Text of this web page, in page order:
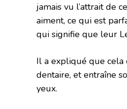
jamais vu l’attrait de
aiment, ce qui est
qui signifie que leur
Il a expliqué que cela
dentaire, et entraîne
yeux.